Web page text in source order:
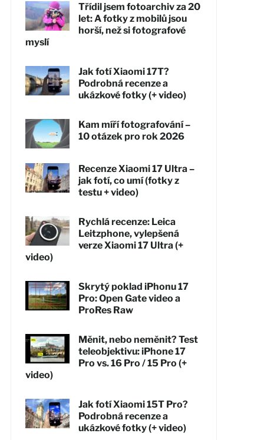
Třídil jsem fotoarchiv za 20
let: A fotky z mobilů jsou
horší, než si fotografové
myslí
Jak fotí Xiaomi 17T?
Podrobná recenze a
ukázkové fotky (+ video)
Kam míří fotografování –
10 otázek pro rok 2026
Recenze Xiaomi 17 Ultra –
jak fotí, co umí (fotky z
testu + video)
Rychlá recenze: Leica
Leitzphone, vylepšená
verze Xiaomi 17 Ultra (+
video)
Skrytý poklad iPhonu 17
Pro: Open Gate video a
ProRes Raw
Měnit, nebo neměnit? Test
teleobjektivu: iPhone 17
Pro vs. 16 Pro / 15 Pro (+
video)
Jak fotí Xiaomi 15T Pro?
Podrobná recenze a
ukázkové fotky (+ video)